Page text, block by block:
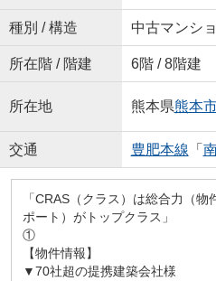
種別 / 構造 中古マンシ
所在階 / 階建 6階 / 8階建
所在地 熊本県熊本
交通 豊肥本線 「
「CRAS（クラス）は総合力（
ポート）がトップクラス」
①
【物件情報】
▼70社超の提携建築会社様